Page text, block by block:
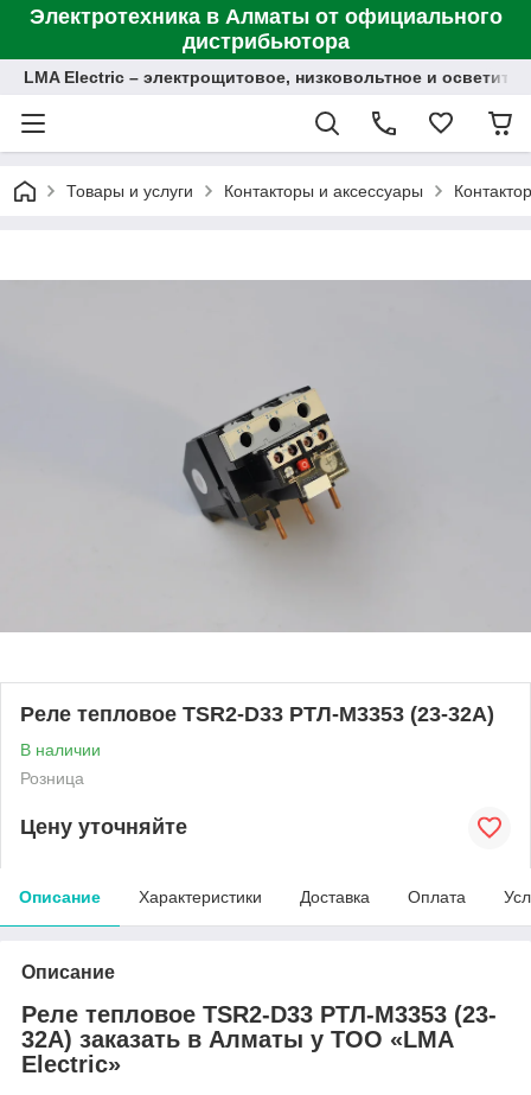
Электротехника в Алматы от официального
дистрибьютора
LMA Electric – электрощитовое, низковольтное и
Товары и услуги Контакторы и аксессуары
Реле тепловое TSR2-D33 РТЛ-М3353 (23-32A)
В наличии
Розница
Цену уточняйте
Описание Характеристики Доставка Оплата
Описание
Реле тепловое TSR2-D33 РТЛ-М3353 (23-
32A) заказать в Алматы у ТОО «LMA
Electric»